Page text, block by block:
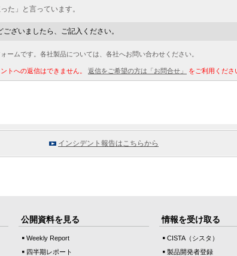
た」と言っています。
ざいましたら、ご記入ください。
ームです。各社製品については、各社へお問い合わせください。
トへの返信はできません。 返信をご希望の方は「お問合せ」 をご利用くださ
インシデント報告はこちらから
公開資料を見る
Weekly Report
四半期レポート
情報を受け取る
CISTA（シスタ）
製品開発者登録